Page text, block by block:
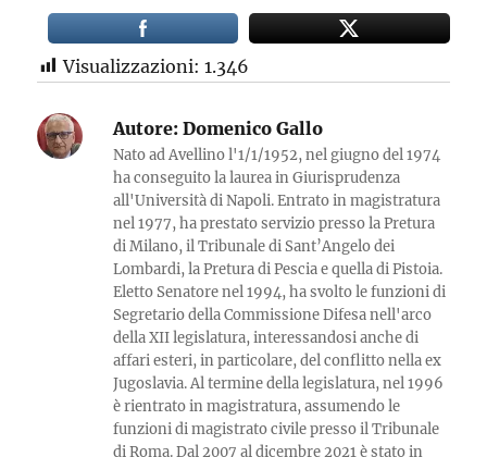
Visualizzazioni: 1.346
Autore: Domenico Gallo
Nato ad Avellino l'1/1/1952, nel giugno del 1974
ha conseguito la laurea in Giurisprudenza
all'Università di Napoli. Entrato in magistratura
nel 1977, ha prestato servizio presso la Pretura
di Milano, il Tribunale di Sant’Angelo dei
Lombardi, la Pretura di Pescia e quella di Pistoia.
Eletto Senatore nel 1994, ha svolto le funzioni di
Segretario della Commissione Difesa nell'arco
della XII legislatura, interessandosi anche di
affari esteri, in particolare, del conflitto nella ex
Jugoslavia. Al termine della legislatura, nel 1996
è rientrato in magistratura, assumendo le
funzioni di magistrato civile presso il Tribunale
di Roma. Dal 2007 al dicembre 2021 è stato in